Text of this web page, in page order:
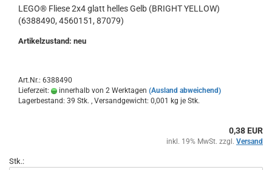
LEGO® Fliese 2x4 glatt helles Gelb (BRIGHT YELLOW)
(6388490, 4560151, 87079)
Artikelzustand: neu
Art.Nr.: 6388490
Lieferzeit:
innerhalb von 2 Werktagen (Ausland abweichend)
Lagerbestand: 39 Stk. , Versandgewicht: 0,001 kg je Stk.
0,38 EUR
inkl. 19% MwSt. zzgl. Versand
Stk.: